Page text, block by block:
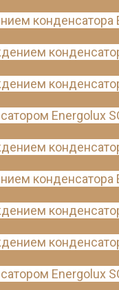
конденсатора
Energolux
конденсатора
Energolux